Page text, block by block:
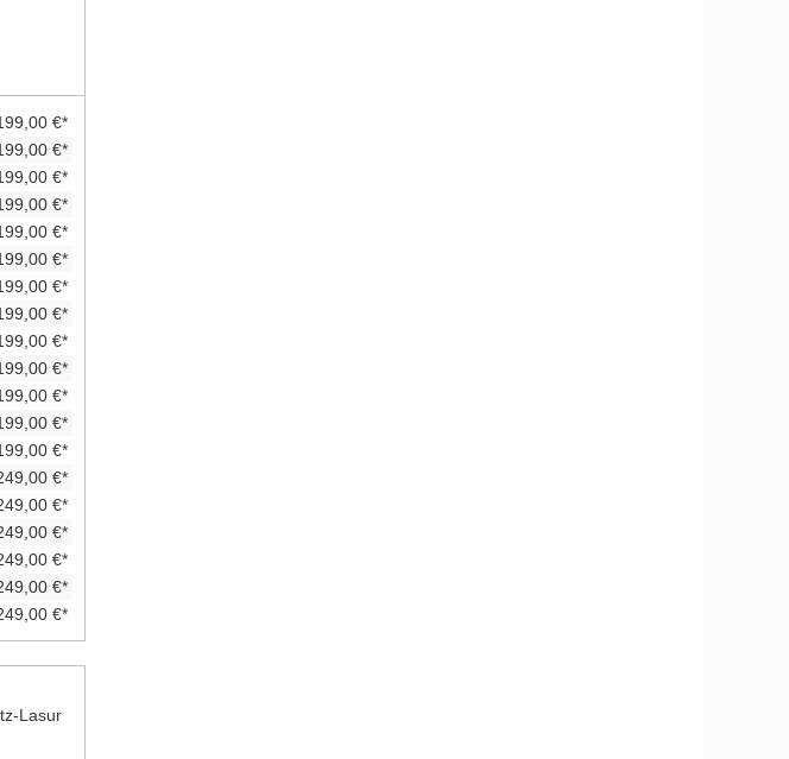
€*
€*
€*
€*
€*
€*
€*
€*
€*
€*
€*
€*
€*
€*
€*
€*
€*
€*
€*
Lasur